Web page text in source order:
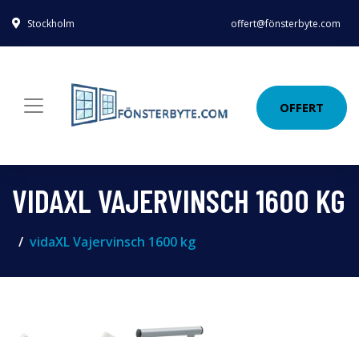
Stockholm offert@fönsterbyte.com
OFFERT
VIDAXL VAJERVINSCH 1600 KG
vidaXL Vajervinsch 1600 kg